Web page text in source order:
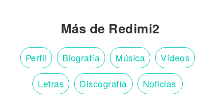
Más de Redimi2
Perfil Biografía Música Vídeos
Letras Discografía Noticias